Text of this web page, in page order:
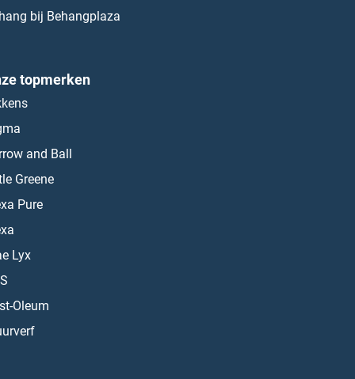
bij Behangplaza
topmerken
and Ball
Greene
Pure
Lyx
Oleum